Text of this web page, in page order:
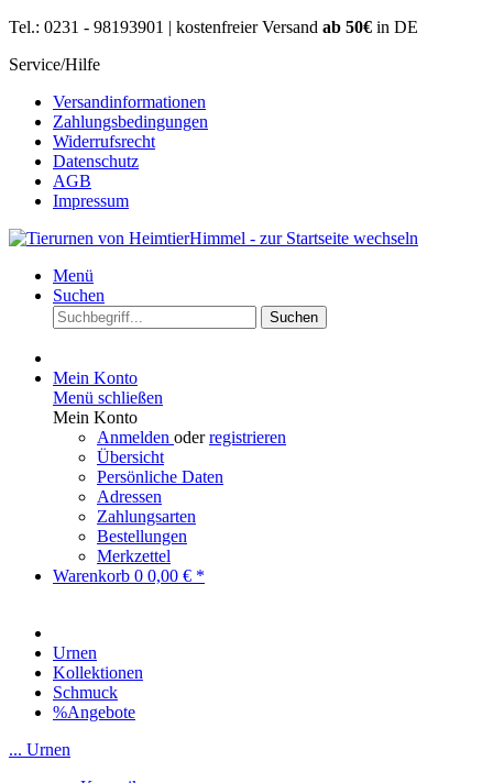
Tel.: 0231 - 98193901 | kostenfreier Versand ab 50€ in DE
Service/Hilfe
Versandinformationen
Zahlungsbedingungen
Widerrufsrecht
Datenschutz
AGB
Impressum
Menü
Suchen
Suchen
Mein Konto
Menü schließen
Mein Konto
Anmelden oderregistrieren
Übersicht
Persönliche Daten
Adressen
Zahlungsarten
Bestellungen
Merkzettel
Warenkorb 0 0,00 € *
Urnen
Kollektionen
Schmuck
%Angebote
... Urnen